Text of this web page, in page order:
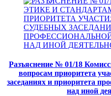
Разъяснение № 01/18
вопросам приоритета
заседаниях и приоритета
над иной